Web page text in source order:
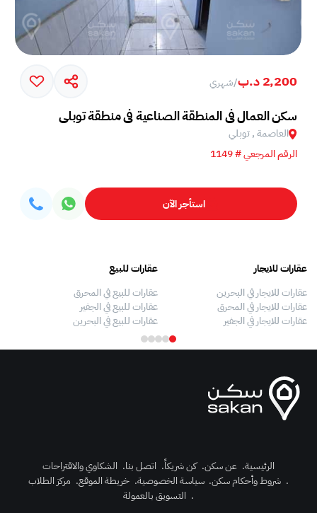
2,200 د.ب /شهري
سكن العمال في المنطقة الصناعية في منطقة توبلي
العاصمة , توبلي
الرقم المرجعي # 1149
استأجر الآن
عقارات للايجار
عقارات للايجار في البحرين
عقارات للايجار في المحرق
عقارات للايجار في الجفير
عقارات للبيع
عقارات للبيع في المحرق
عقارات للبيع في الجفير
عقارات للبيع في البحرين
الرئيسية. عن سكن. كن شريكاً. اتصل بنا. الشكاوي والاقتراحات
. شروط وأحكام سكن. سياسة الخصوصية. خريطة الموقع. مركز الطلاب
. التسويق بالعمولة